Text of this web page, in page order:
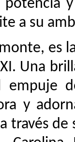
potencia
a su
es
Una
empuje
y
través de